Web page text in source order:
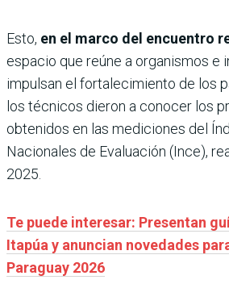
Esto, en el marco del encuentro
espacio que reúne a organismos e
impulsan el fortalecimiento de los
los técnicos dieron a conocer los
obtenidos en las mediciones del
Nacionales de Evaluación (Ince),
2025.
Te puede interesar: Presentan
Itapúa y anuncian novedades
Paraguay 2026